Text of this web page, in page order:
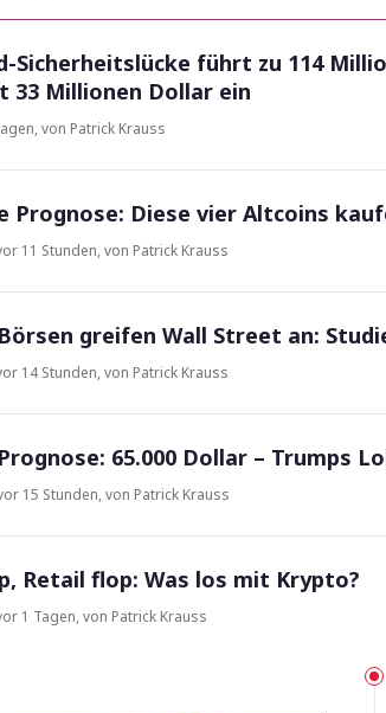
Sicherheitslücke führt zu 114
33 Millionen Dollar ein
,von Patrick Krauss
Prognose: Diese vier Altcoins
11 Stunden,von Patrick Krauss
greifen Wall Street an:
14 Stunden,von Patrick Krauss
65.000 Dollar – Trumps
15 Stunden,von Patrick Krauss
Retail flop: Was los mit Krypto?
1 Tagen,von Patrick Krauss